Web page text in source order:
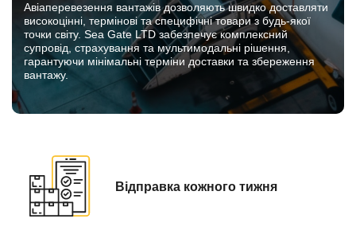
Авіаперевезення вантажів дозволяють швидко доставляти
високоцінні, термінові та специфічні товари з будь-якої
точки світу. Sea Gate LTD забезпечує комплексний
супровід, страхування та мультимодальні рішення,
гарантуючи мінімальні терміни доставки та збереження
вантажу.
Відправка кожного тижня